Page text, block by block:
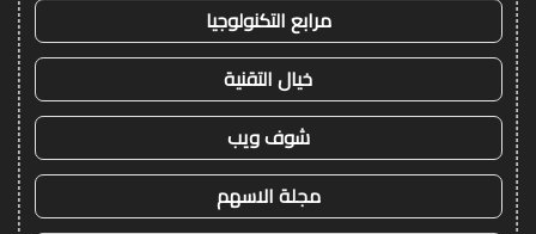
مرابع التكنولوجيا
خيال التقنية
شوف ويب
مجلة الاسهم